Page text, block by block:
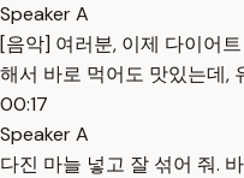
Speaker A
[음악] 여러분, 이제 다이어
해서 바로 먹어도 맛있는데,
00:17
Speaker A
다진 마늘 넣고 잘 섞어 줘.